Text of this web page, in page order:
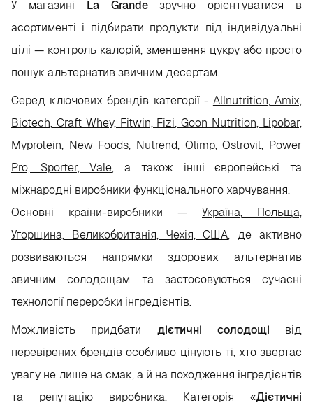
У магазині La Grandeзручно орієнтуватися в
асортименті і підбирати продукти під індивідуальні
цілі — контроль калорій, зменшення цукру або просто
пошук альтернатив звичним десертам.
Серед ключових брендів категорії - Allnutrition, Amix,
Biotech, Craft Whey, Fitwin, Fizi, Goon Nutrition, Lipobar,
Myprotein, New Foods, Nutrend, Olimp, Ostrovit, Power
Pro, Sporter, Vale, а також інші європейські та
міжнародні виробники функціонального харчування.
Основні країни-виробники — Україна, Польща,
Угорщина, Великобританія, Чехія, США, де активно
розвиваються напрямки здорових альтернатив
звичним солодощам та застосовуються сучасні
технології переробки інгредієнтів.
Можливість придбати дієтичні солодощі від
перевірених брендів особливо цінують ті, хто звертає
увагу не лише на смак, а й на походження інгредієнтів
та репутацію виробника. Категорія «Дієтичні